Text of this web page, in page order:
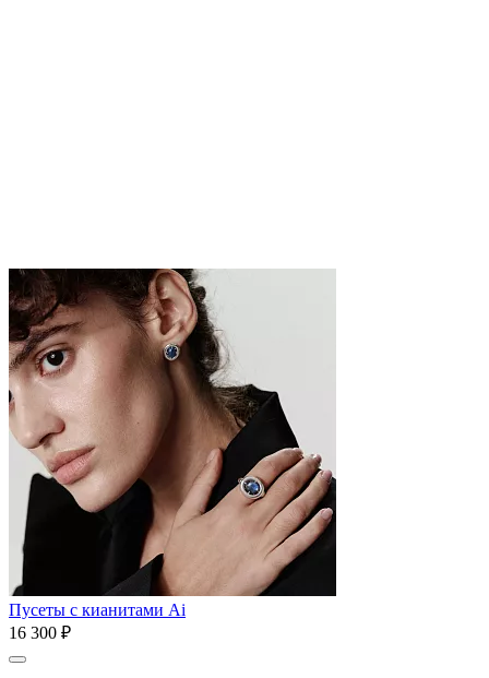
Пусеты с кианитами Ai
16 300 ₽